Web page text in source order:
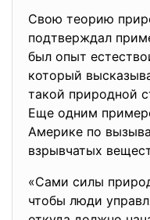
Свою теорию
подтверждал
был опыт
который
такой природной
Еще одним
Америке по
взрывчатых
«Сами силы
чтобы люди